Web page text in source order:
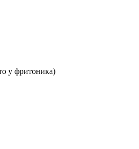
у фритоника)